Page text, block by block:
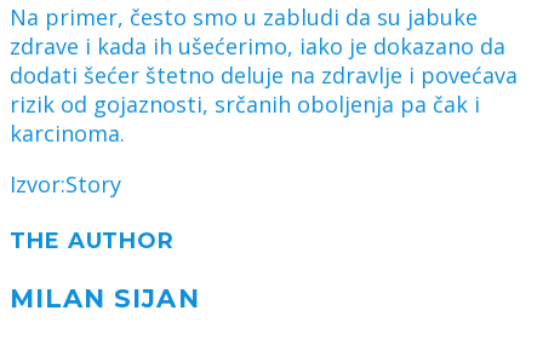
Na primer, često smo u zabludi da su jabuke
zdrave i kada ih ušećerimo, iako je dokazano da
dodati šećer štetno deluje na zdravlje i povećava
rizik od gojaznosti, srčanih oboljenja pa čak i
karcinoma.
Izvor:Story
THE AUTHOR
MILAN SIJAN